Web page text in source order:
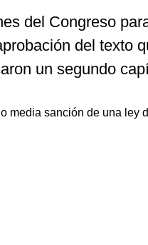
del Congreso
del texto
un segundo